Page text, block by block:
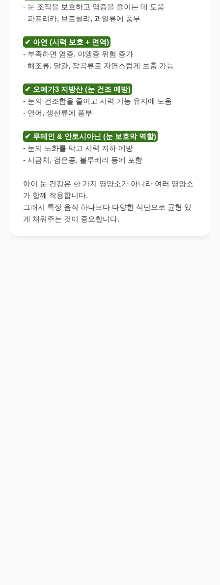
- 눈 조직을 보호하고 염증을 줄이는 데 도움
- 파프리카, 브로콜리, 과일류에 풍부
✔ 아연 (시력 보호 + 면역)
- 부족하면 염증, 야맹증 위험 증가
- 해조류, 달걀, 잡곡류로 자연스럽게 보충 가능
✔ 오메가3 지방산 (눈 건조 예방)
- 눈의 건조함을 줄이고 시력 기능 유지에 도움
- 연어, 생선류에 풍부
✔ 루테인 & 안토시아닌 (눈 보호막 역할)
- 눈의 노화를 막고 시력 저하 예방
- 시금치, 검은콩, 블루베리 등에 포함
아이 눈 건강은 한 가지 영양소가 아니라 여러 영양소
가 함께 작용합니다.
그래서 특정 음식 하나보다 다양한 식단으로 균형 있
게 채워주는 것이 중요합니다.